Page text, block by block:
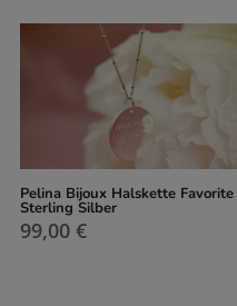
Pelina Bijoux Halskette Favorite
Sterling Silber
99,00 €